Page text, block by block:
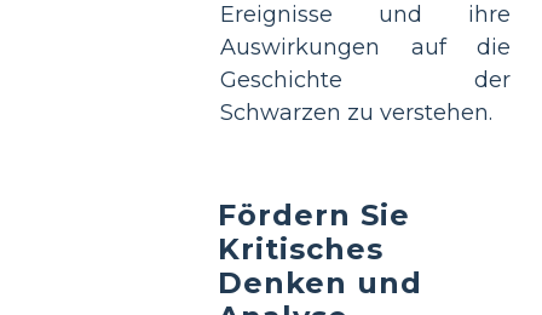
Ereignisse und ihre
Auswirkungen auf die
Geschichte der
Schwarzen zu verstehen.
Fördern Sie
Kritisches
Denken und